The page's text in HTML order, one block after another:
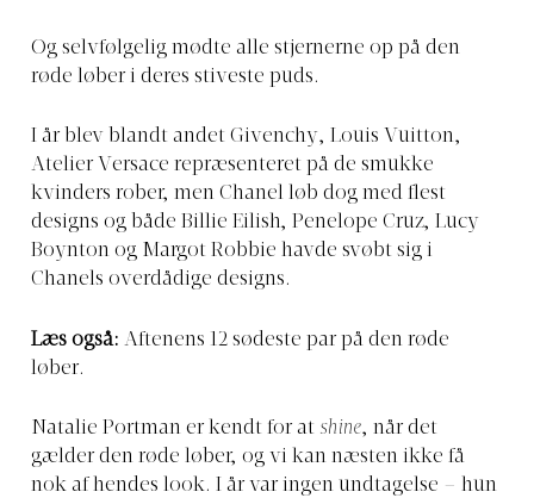
Og selvfølgelig mødte alle stjernerne op på den
røde løber i deres stiveste puds.
I år blev blandt andet Givenchy, Louis Vuitton,
Atelier Versace repræsenteret på de smukke
kvinders rober, men Chanel løb dog med flest
designs og både Billie Eilish, Penelope Cruz, Lucy
Boynton og Margot Robbie havde svøbt sig i
Chanels overdådige designs.
Læs også: Aftenens 12 sødeste par på den røde
løber.
Natalie Portman er kendt for at shine, når det
gælder den røde løber, og vi kan næsten ikke få
nok af hendes look. I år var ingen undtagelse – hun